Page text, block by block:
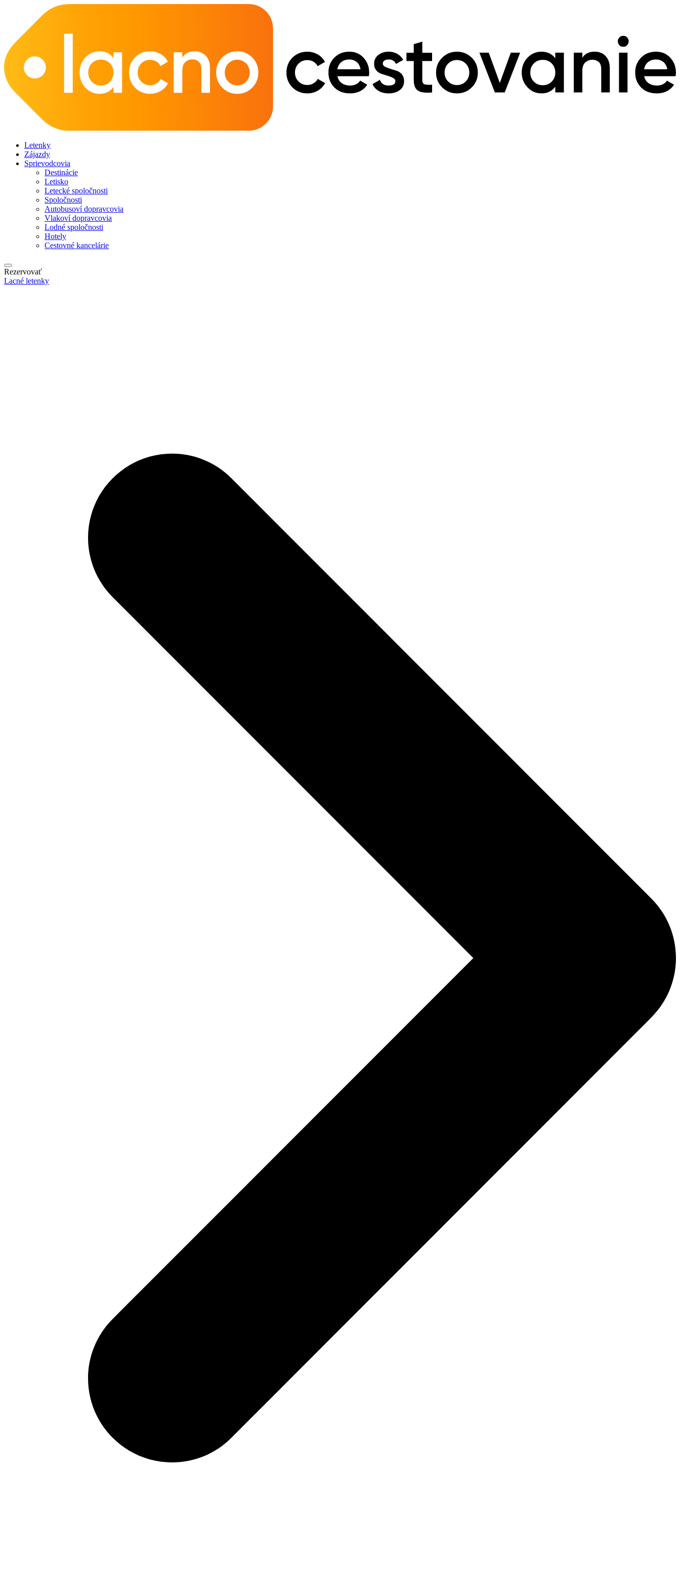
Letenky
Zájazdy
Sprievodcovia
Destinácie
Letisko
Letecké spoločnosti
Spoločnosti
Autobusoví dopravcovia
Vlakoví dopravcovia
Lodné spoločnosti
Hotely
Cestovné kancelárie
Rezervovať
Lacné letenky